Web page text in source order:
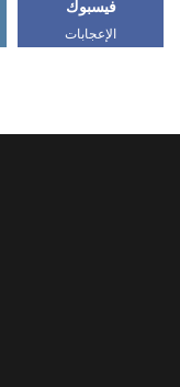
فيسبوك
الإعجابات